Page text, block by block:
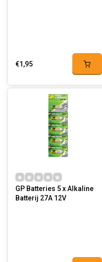
€1,95
GP Batteries 5 x Alkaline
Batterij 27A 12V